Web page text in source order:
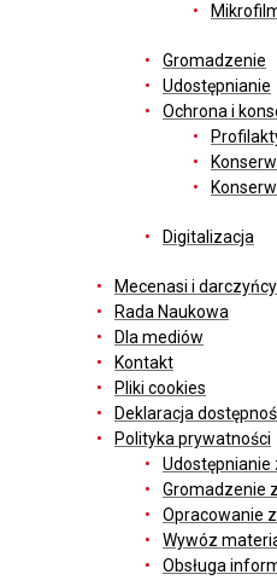
Gromadzenie
Udostępnianie
Ochrona i
Digitalizacja
Mecenasi i darczyńcy
Rada Naukowa
Dla mediów
Kontakt
Pliki cookies
Deklaracja
Polityka prywatności
Udostępnianie
Gromadzenie
Opracowanie
Wywóz
Obsługa